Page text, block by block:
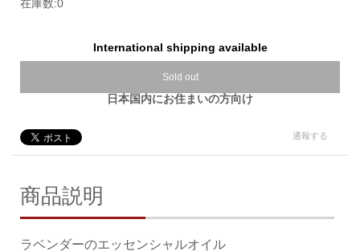
在庫数:0
International shipping available
Sold out
日本国内にお住まいの方向け
通報する
商品説明
ラベンダーのエッセンシャルオイル